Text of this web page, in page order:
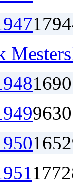
1794
1690
9630
1652
1772